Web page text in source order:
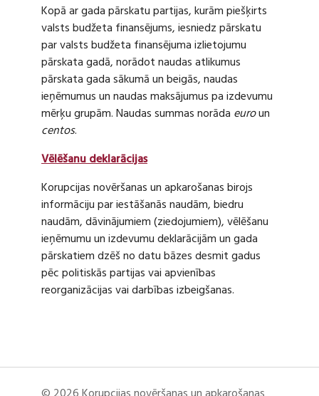
Kopā ar gada pārskatu partijas, kurām piešķirts
valsts budžeta finansējums, iesniedz pārskatu
par valsts budžeta finansējuma izlietojumu
pārskata gadā, norādot naudas atlikumus
pārskata gada sākumā un beigās, naudas
ieņēmumus un naudas maksājumus pa izdevumu
mērķu grupām. Naudas summas norāda euroun
centos.
Vēlēšanu deklarācijas
Korupcijas novēršanas un apkarošanas birojs
informāciju par iestāšanās naudām, biedru
naudām, dāvinājumiem (ziedojumiem), vēlēšanu
ieņēmumu un izdevumu deklarācijām un gada
pārskatiem dzēš no datu bāzes desmit gadus
pēc politiskās partijas vai apvienības
reorganizācijas vai darbības izbeigšanas.